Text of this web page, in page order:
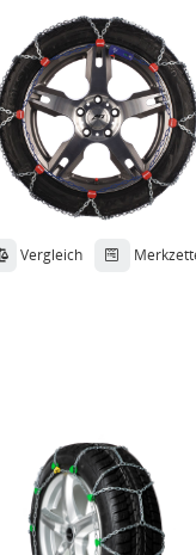
Vergleich